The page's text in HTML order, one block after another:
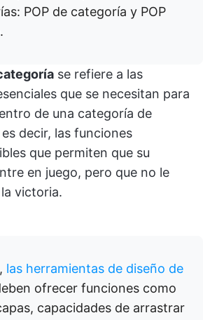
POP de categoría y POP
se refiere a las
que se necesitan para
de una categoría de
decir, las funciones
que permiten que su
en juego, pero que no le
victoria.
las herramientas de diseño de
ofrecer funciones como
capacidades de arrastrar